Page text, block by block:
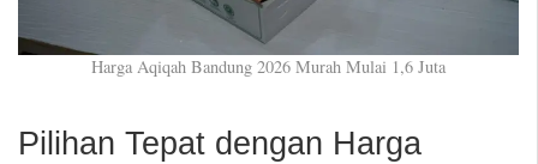
Harga Aqiqah Bandung 2026 Murah Mulai 1,6 Juta
Pilihan Tepat dengan Harga